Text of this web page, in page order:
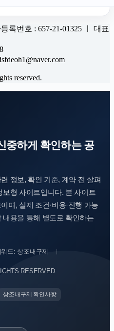
록번호 : 657-21-01325 ㅣ 대표
reserved.
중하게 확인하는 공
정보, 확인 기준, 계약 전 살펴
형 사이트입니다. 본 사이트
며, 실제 조건·비용·진행 가능
용을 통해 별도로 확인하는
드: 상조내구제
RESERVED
상조내구제 확인사항